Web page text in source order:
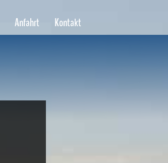
Anfahrt Kontakt